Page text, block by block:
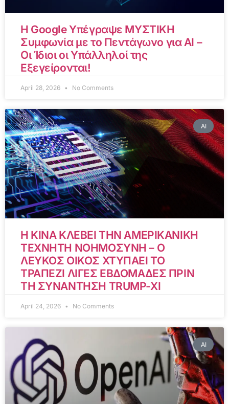
Η Google Υπέγραψε ΜΥΣΤΙΚΗ
Συμφωνία με το Πεντάγωνο για AI –
Οι Ίδιοι οι Υπάλληλοί της
Εξεγείρονται!
April 28, 2026 No Comments
AI
Η ΚΙΝΑ ΚΛΕΒΕΙ ΤΗΝ ΑΜΕΡΙΚΑΝΙΚΗ
ΤΕΧΝΗΤΗ ΝΟΗΜΟΣΥΝΗ – Ο
ΛΕΥΚΟΣ ΟΙΚΟΣ ΧΤΥΠΑΕΙ ΤΟ
ΤΡΑΠΕΖΙ ΛΙΓΕΣ ΕΒΔΟΜΑΔΕΣ ΠΡΙΝ
ΤΗ ΣΥΝΑΝΤΗΣΗ TRUMP-XI
April 24, 2026 No Comments
AI